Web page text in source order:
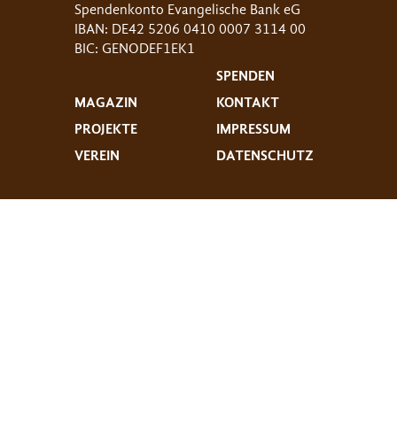
Spendenkonto Evangelische Bank eG
IBAN: DE42 5206 0410 0007 3114 00
BIC: GENODEF1EK1
MAGAZIN
PROJEKTE
VEREIN
SPENDEN
KONTAKT
IMPRESSUM
DATENSCHUTZ